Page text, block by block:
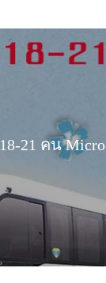
21 คน Micro